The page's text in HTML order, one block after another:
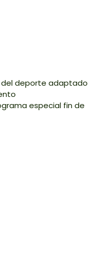
del deporte adaptado
especial fin de